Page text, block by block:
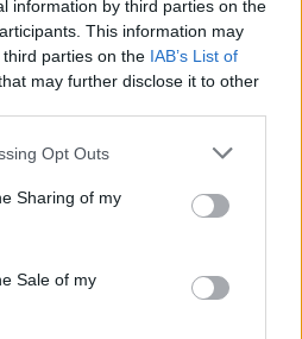
information by third parties on the
This information may
parties on the IAB’s List of
may further disclose it to other
Opt Outs
Sharing of my
Sale of my
de 2026
de subvencions
de 2026